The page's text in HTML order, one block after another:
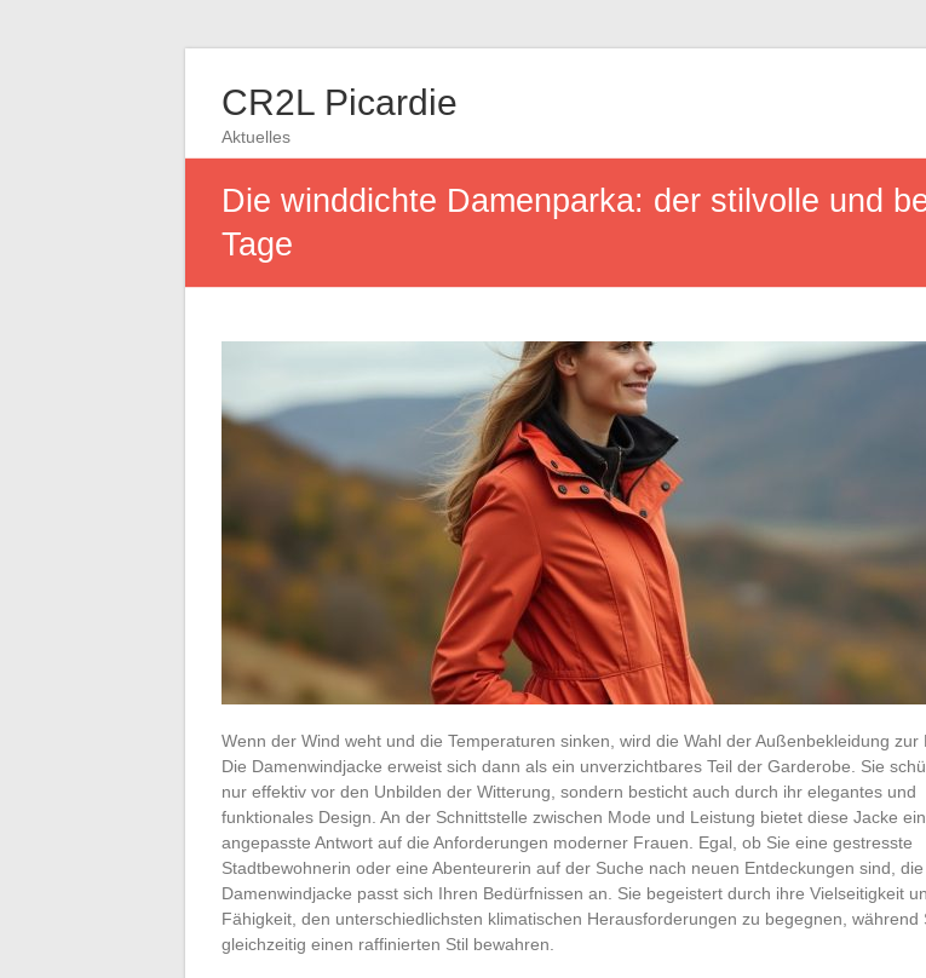
CR2L Picardie
Aktuelles
Die winddichte Damenparka: der stilvolle und
Tage
Wenn der Wind weht und die Temperaturen sinken, wird die Wahl der Außenbekleidung zur
Die Damenwindjacke erweist sich dann als ein unverzichtbares Teil der Garderobe. Sie
nur effektiv vor den Unbilden der Witterung, sondern besticht auch durch ihr elegantes und
funktionales Design. An der Schnittstelle zwischen Mode und Leistung bietet diese Jacke
angepasste Antwort auf die Anforderungen moderner Frauen. Egal, ob Sie eine gestresste
Stadtbewohnerin oder eine Abenteurerin auf der Suche nach neuen Entdeckungen sind, die
Damenwindjacke passt sich Ihren Bedürfnissen an. Sie begeistert durch ihre Vielseitigkeit
Fähigkeit, den unterschiedlichsten klimatischen Herausforderungen zu begegnen, während
gleichzeitig einen raffinierten Stil bewahren.